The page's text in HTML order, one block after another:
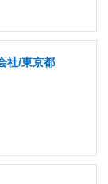
社/東京都